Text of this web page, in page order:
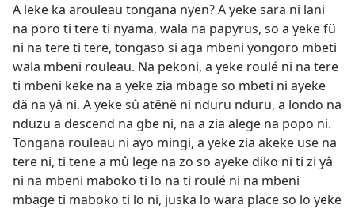
A leke ka arouleau tongana nyen? A yeke sara ni lani
na poro ti tere ti nyama, wala na papyrus, so a yeke fü
ni na tere ti tere, tongaso si aga mbeni yongoro mbeti
wala mbeni rouleau. Na pekoni, a yeke roulé ni na tere
ti mbeni keke na a yeke zia mbage so mbeti ni ayeke
dä na yâ ni. A yeke sû atënë ni nduru nduru, a londo na
nduzu a descend na gbe ni, na a zia alege na popo ni.
Tongana rouleau ni ayo mingi, a yeke zia akeke use na
tere ni, ti tene a mû lege na zo so ayeke diko ni ti zi yâ
ni na mbeni maboko ti lo na ti roulé ni na mbeni
mbage ti maboko ti lo ni, juska lo wara place so lo yeke